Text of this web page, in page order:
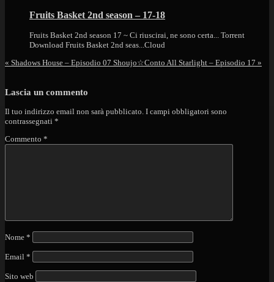
Fruits Basket 2nd season – 17-18
Fruits Basket 2nd season 17 ~ Ci riuscirai, ne sono certa... Torrent
Download Fruits Basket 2nd seas... Cloud
« Shadows House – Episodio 07 Shoujo☆Conto All Starlight – Episodio 17 »
Lascia un commento
Il tuo indirizzo email non sarà pubblicato. I campi obbligatori sono
contrassegnati *
Commento *
Nome *
Email *
Sito web